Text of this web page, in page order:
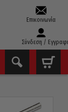
Επικοινωνία
Σύνδεση /